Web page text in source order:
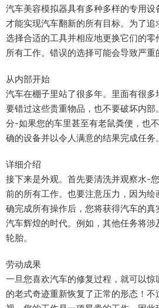
汽车美容模拟器具有多种多样的专用
才能实现汽车翻新的所有目标。为了
选择合适的工具并相应地更换它们的
所有工作。错误的选择可能会导致严
从内部开始
汽车在棚子里站了很多年。里面有很
要错过这些贵重物品，也不要破坏内
分-如果您的车里甚至有老鼠粪便，也
确的设备并以令人满意的结果完成任务。
详细介绍
接下来是外观。首先要清洗并观察水-
前的所有工作。也要注意压力，因为
确完成所有操作后，您将获得汽车的
汽车辉煌的时代。例如，其他任务将
轮胎。
劳动成果
一旦您喜欢汽车的修复过程，就可以
的老式奇迹重新恢复了正常的形态！